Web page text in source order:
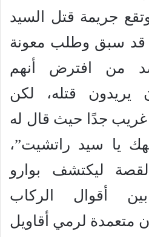
جريمة قتل السيد
قد سبق وطلب معونة
ضد من افترض أنهم
يريدون قتله، لكن
جدًا حيث قال له
يا سيد راتشيت”،
ليكتشف بوارو
أقوال الركاب
متعمدة لرمي أقاويل